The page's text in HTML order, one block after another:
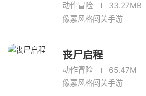
动作冒险
33.27MB
像素风格闯关手游
丧尸启程
动作冒险
65.47M
像素风格闯关手游